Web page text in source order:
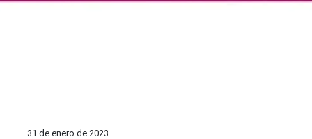
31 de enero de 2023